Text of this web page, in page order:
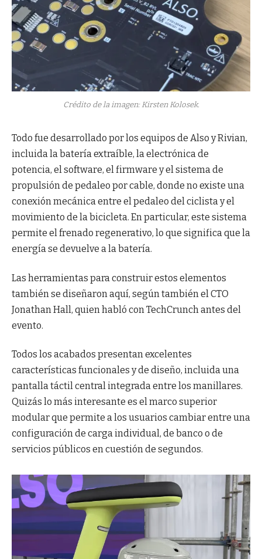
Crédito de la imagen: Kirsten Kolosek.
Todo fue desarrollado por los equipos de Also y Rivian,
incluida la batería extraíble, la electrónica de
potencia, el software, el firmware y el sistema de
propulsión de pedaleo por cable, donde no existe una
conexión mecánica entre el pedaleo del ciclista y el
movimiento de la bicicleta. En particular, este sistema
permite el frenado regenerativo, lo que significa que la
energía se devuelve a la batería.
Las herramientas para construir estos elementos
también se diseñaron aquí, según también el CTO
Jonathan Hall, quien habló con TechCrunch antes del
evento.
Todos los acabados presentan excelentes
características funcionales y de diseño, incluida una
pantalla táctil central integrada entre los manillares.
Quizás lo más interesante es el marco superior
modular que permite a los usuarios cambiar entre una
configuración de carga individual, de banco o de
servicios públicos en cuestión de segundos.